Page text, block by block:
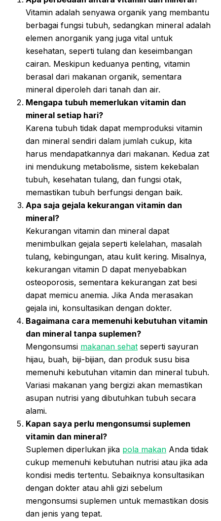
Vitamin adalah senyawa organik yang membantu
berbagai fungsi tubuh, sedangkan mineral adalah
elemen anorganik yang juga vital untuk
kesehatan, seperti tulang dan keseimbangan
cairan. Meskipun keduanya penting, vitamin
berasal dari makanan organik, sementara
mineral diperoleh dari tanah dan air.
Mengapa tubuh memerlukan vitamin dan
mineral setiap hari?
Karena tubuh tidak dapat memproduksi vitamin
dan mineral sendiri dalam jumlah cukup, kita
harus mendapatkannya dari makanan. Kedua zat
ini mendukung metabolisme, sistem kekebalan
tubuh, kesehatan tulang, dan fungsi otak,
memastikan tubuh berfungsi dengan baik.
Apa saja gejala kekurangan vitamin dan
mineral?
Kekurangan vitamin dan mineral dapat
menimbulkan gejala seperti kelelahan, masalah
tulang, kebingungan, atau kulit kering. Misalnya,
kekurangan vitamin D dapat menyebabkan
osteoporosis, sementara kekurangan zat besi
dapat memicu anemia. Jika Anda merasakan
gejala ini, konsultasikan dengan dokter.
Bagaimana cara memenuhi kebutuhan vitamin
dan mineral tanpa suplemen?
Mengonsumsi makanan sehat seperti sayuran
hijau, buah, biji-bijian, dan produk susu bisa
memenuhi kebutuhan vitamin dan mineral tubuh.
Variasi makanan yang bergizi akan memastikan
asupan nutrisi yang dibutuhkan tubuh secara
alami.
Kapan saya perlu mengonsumsi suplemen
vitamin dan mineral?
Suplemen diperlukan jika pola makan Anda tidak
cukup memenuhi kebutuhan nutrisi atau jika ada
kondisi medis tertentu. Sebaiknya konsultasikan
dengan dokter atau ahli gizi sebelum
mengonsumsi suplemen untuk memastikan dosis
dan jenis yang tepat.